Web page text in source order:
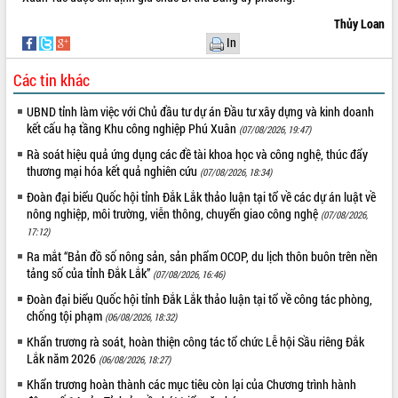
Hòn Yến phát triển du lịch gắn với bảo
Lấy ý kiến điều chỉnh Quy hoạch tỉnh
Đắk Lắk thời kỳ 2021-2030, tầm nhìn
đến năm 2050
Phát động chiến dịch 30 ngày đêm
giải phóng mặt bằng Tuyến đường bộ
ven biển
Đắk Lắk nỗ lực thúc đẩy tăng trưởng
kinh tế từ 10% trở lên trong Quý
II/2026
Đắk Lắk ký kết thỏa thuận hợp tác về
chuyển đổi số giai đoạn 2026 – 2030
với Tập đoàn Bưu chính Viễn thông
Việt Nam
Thứ trưởng Bộ Y tế làm việc với tỉnh
Đắk Lắk về phát triển nhân lực y tế
Du lịch Đắk Lắk nâng tầm trải nghiệm
du khách thông qua Hệ thống cơ sở dữ
liệu và Bản đồ số
Thủy Loan
In
Các tin khác
UBND tỉnh làm việc với Chủ đầu tư dự án Đầu tư xây dựng và kinh doanh
kết cấu hạ tầng Khu công nghiệp Phú Xuân (07/08/2026, 19:47)
Rà soát hiệu quả ứng dụng các đề tài khoa học và công nghệ, thúc đẩy
thương mại hóa kết quả nghiên cứu (07/08/2026, 18:34)
Đoàn đại biểu Quốc hội tỉnh Đắk Lắk thảo luận tại tổ về các dự án luật về
nông nghiệp, môi trường, viễn thông, chuyển giao công nghệ (07/08/2026,
17:12)
Ra mắt “Bản đồ số nông sản, sản phẩm OCOP, du lịch thôn buôn trên nền
tảng số của tỉnh Đắk Lắk” (07/08/2026, 16:46)
Đoàn đại biểu Quốc hội tỉnh Đắk Lắk thảo luận tại tổ về công tác phòng,
chống tội phạm (06/08/2026, 18:32)
Khẩn trương rà soát, hoàn thiện công tác tổ chức Lễ hội Sầu riêng Đắk
Lắk năm 2026 (06/08/2026, 18:27)
Khẩn trương hoàn thành các mục tiêu còn lại của Chương trình hành